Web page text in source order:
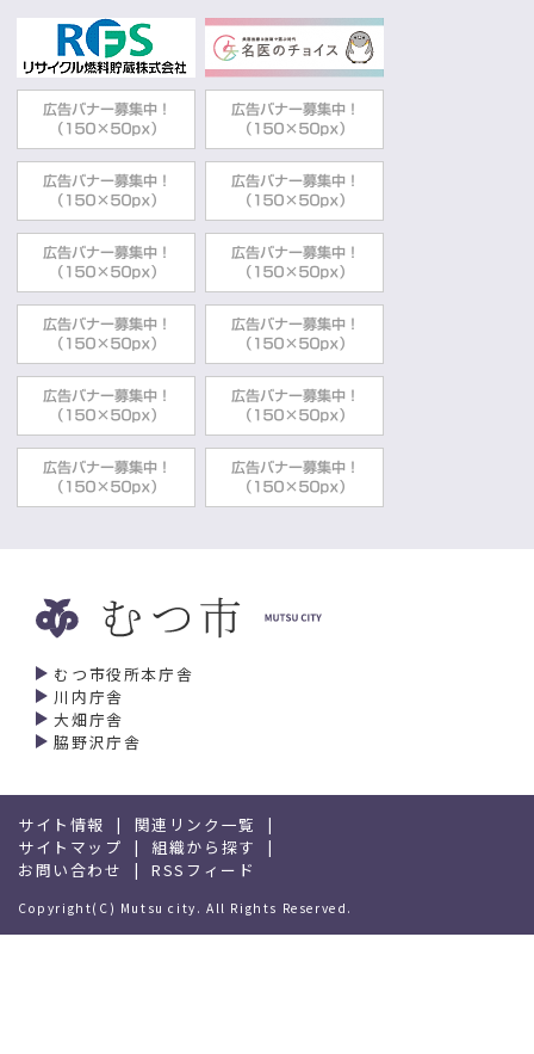
むつ市役所本庁舎
川内庁舎
大畑庁舎
脇野沢庁舎
サイト情報
関連リンク一覧
サイトマップ
組織から探す
お問い合わせ
RSSフィード
Copyright(C) Mutsu city. All Rights Reserved.